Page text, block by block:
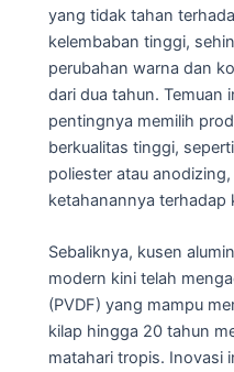
yang tidak tahan
kelembaban tinggi,
perubahan warna dan
dari dua tahun. Temuan
pentingnya memilih
berkualitas tinggi,
poliester atau
ketahanannya terhadap
Sebaliknya, kusen
modern kini telah
(PVDF) yang mampu
kilap hingga 20 tahun
matahari tropis. Inovasi